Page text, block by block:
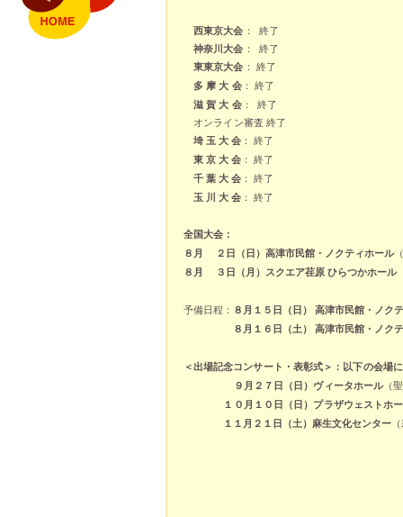
西東京大会 ：
終了
神奈川大会 ：
終了
東東京大会 ：
終了
多 摩 大 会：
終了
滋 賀 大 会：
終了
オンライン審査 終了
埼 玉 大 会 ：
終了
東 京 大 会 ：
終了
千 葉 大 会 ：終了
玉 川 大 会 ：終了
全国大会：
８月 ２日（日）高津市民館・ノクティホール
８月 ３日（月）スクエア荏原 ひらつかホール
予備日程： ８月１５日（日）
高津市民館・ノク
８月１６日（土）
高津市民館・ノク
＜出場記念コンサート・表彰式＞ ：以下の会場
９月２７日（日）ヴィータホール（
１０月１０日（日）プラザウェストホ
１１月２１日（土）麻生文化センター